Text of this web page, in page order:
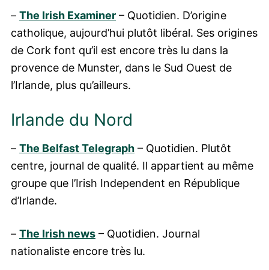
– The Irish Examiner – Quotidien. D’origine
catholique, aujourd’hui plutôt libéral. Ses origines
de Cork font qu’il est encore très lu dans la
provence de Munster, dans le Sud Ouest de
l’Irlande, plus qu’ailleurs.
Irlande du Nord
– The Belfast Telegraph – Quotidien. Plutôt
centre, journal de qualité. Il appartient au même
groupe que l’Irish Independent en République
d’Irlande.
– The Irish news – Quotidien. Journal
nationaliste encore très lu.